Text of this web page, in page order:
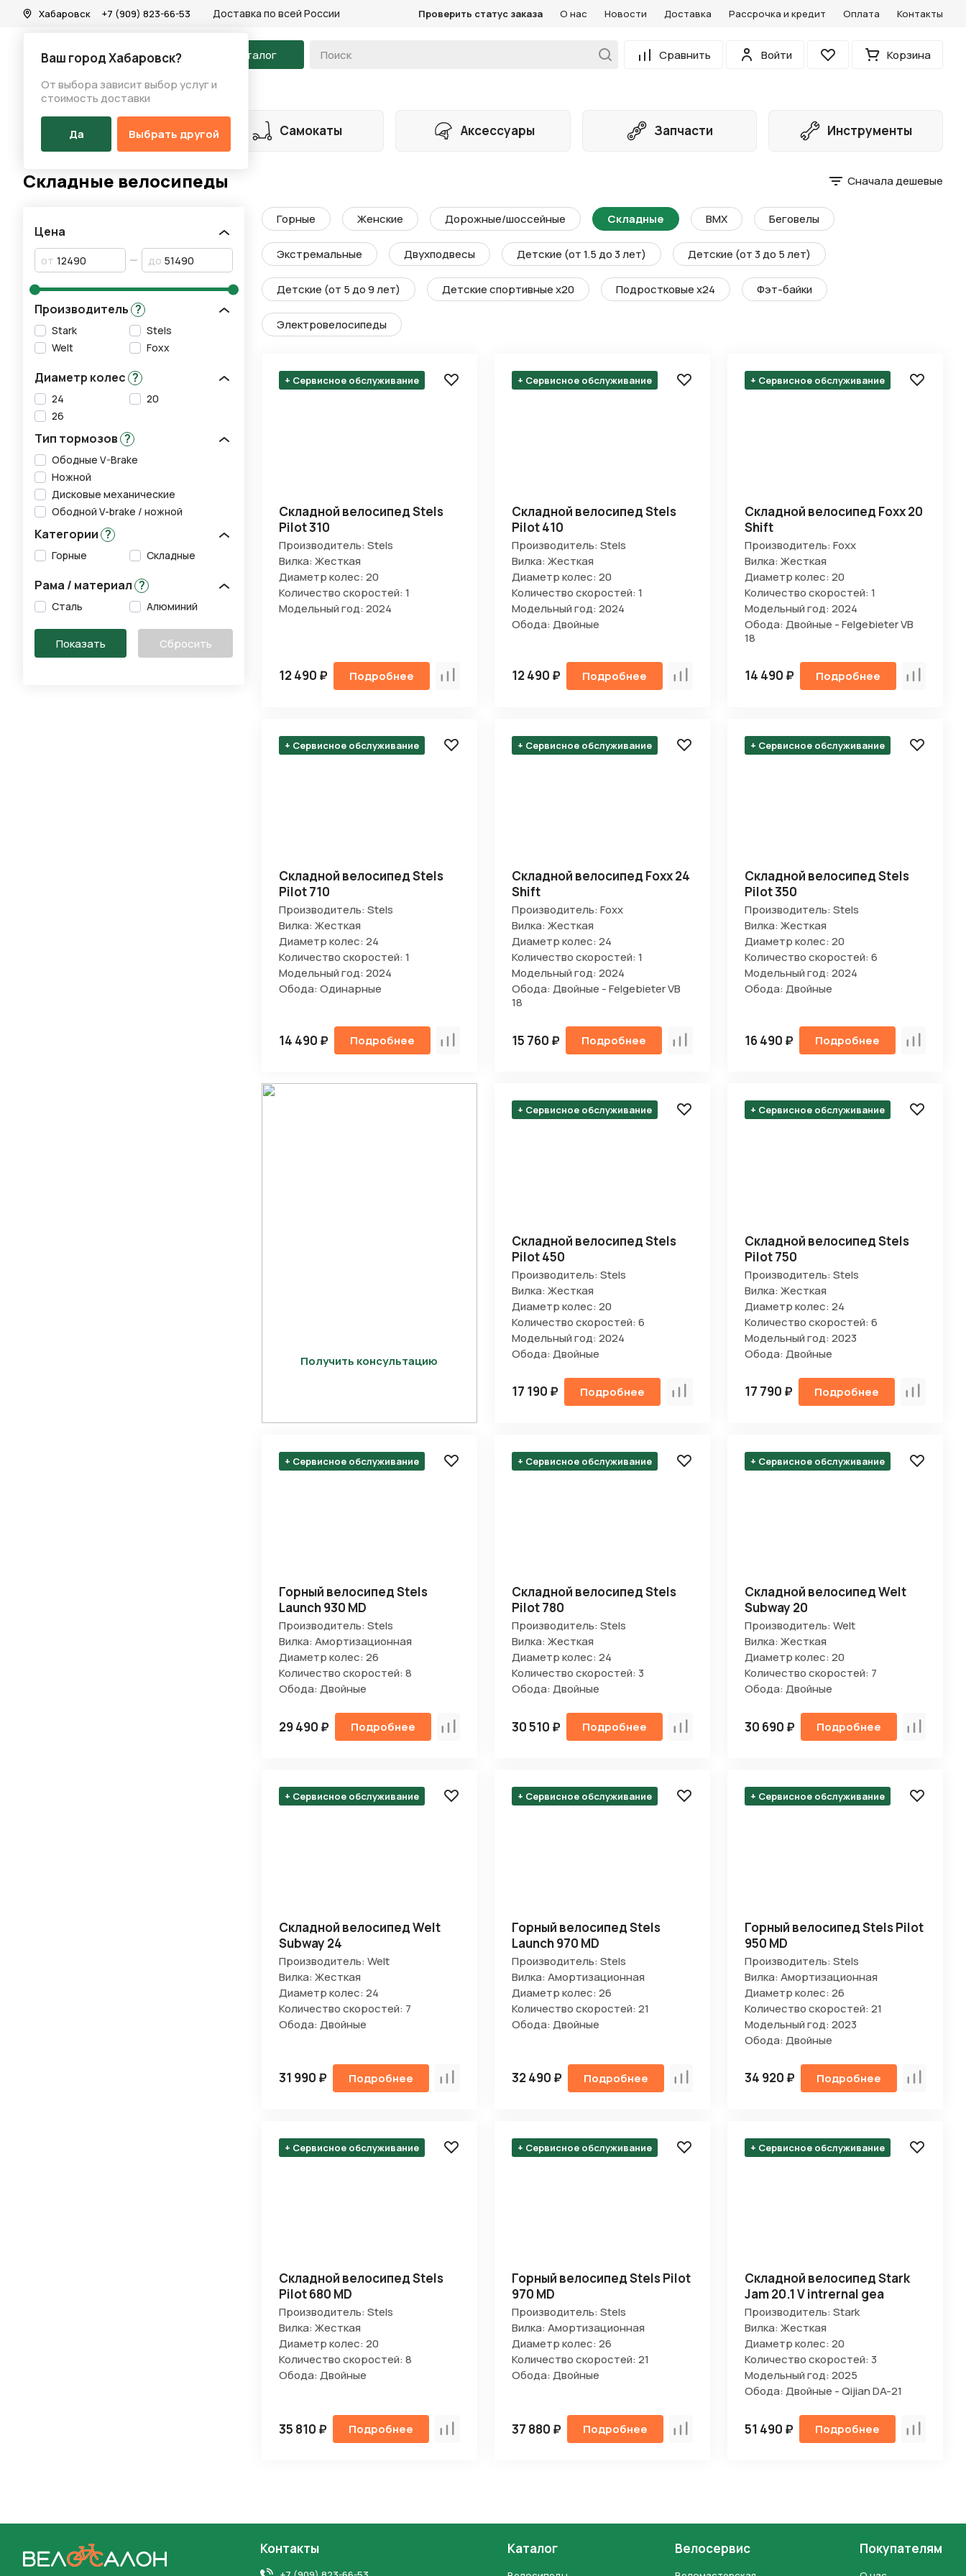
Хабаровск
Ваш город Хабаровск?
От выбора зависит выбор услуг и
стоимость доставки
Да Выбрать другой
+7 (909) 823-66-53 Доставка по всей России Проверить статус заказа О нас Новости Доставка Рассрочка и кредит Оплата Контакты
На главную Каталог Сравнить
Войти
Избранное Корзина
Каталог/Велосипеды/Складные велосипеды
Разделы каталога
Велосипеды Самокаты Аксессуары Запчасти Инструменты
Складные велосипеды Сначала дешевые
Цена
от до
Производитель ?
Stark
Stels
Welt
Foxx
Диаметр колес ?
24
20
26
Тип тормозов ?
Ободные V-Brake
Ножной
Дисковые механические
Ободной V-brake / ножной
Категории ?
Горные Складные
Рама / материал ?
Сталь Алюминий
Горные Женские Дорожные/шоссейные Складные BMX Беговелы
Экстремальные Двухподвесы Детские (от 1.5 до 3 лет) Детские (от 3 до 5 лет)
Детские (от 5 до 9 лет) Детские спортивные х20 Подростковые х24 Фэт-байки
Электровелосипеды
+ Сервисное обслуживание
Складной велосипед Stels
Pilot 310
Производитель: Stels
Вилка: Жесткая
Диаметр колес: 20
Количество скоростей: 1
Модельный год: 2024
12 490 ₽ Подробнее Сравнить
+ Сервисное обслуживание
Складной велосипед Stels
Pilot 410
Производитель: Stels
Вилка: Жесткая
Диаметр колес: 20
Количество скоростей: 1
Модельный год: 2024
Обода: Двойные
12 490 ₽ Подробнее Сравнить
+ Сервисное обслуживание
Складной велосипед Foxx 20
Shift
Производитель: Foxx
Вилка: Жесткая
Диаметр колес: 20
Количество скоростей: 1
Модельный год: 2024
Обода: Двойные - Felgebieter VB
18
14 490 ₽ Подробнее Сравнить
+ Сервисное обслуживание
Складной велосипед Stels
Pilot 710
Производитель: Stels
Вилка: Жесткая
Диаметр колес: 24
Количество скоростей: 1
Модельный год: 2024
Обода: Одинарные
14 490 ₽ Подробнее Сравнить
+ Сервисное обслуживание
Складной велосипед Foxx 24
Shift
Производитель: Foxx
Вилка: Жесткая
Диаметр колес: 24
Количество скоростей: 1
Модельный год: 2024
Обода: Двойные - Felgebieter VB
18
15 760 ₽ Подробнее Сравнить
+ Сервисное обслуживание
Складной велосипед Stels
Pilot 350
Производитель: Stels
Вилка: Жесткая
Диаметр колес: 20
Количество скоростей: 6
Модельный год: 2024
Обода: Двойные
16 490 ₽ Подробнее Сравнить
Получить консультацию
+ Сервисное обслуживание
Складной велосипед Stels
Pilot 450
Производитель: Stels
Вилка: Жесткая
Диаметр колес: 20
Количество скоростей: 6
Модельный год: 2024
Обода: Двойные
17 190 ₽ Подробнее Сравнить
+ Сервисное обслуживание
Складной велосипед Stels
Pilot 750
Производитель: Stels
Вилка: Жесткая
Диаметр колес: 24
Количество скоростей: 6
Модельный год: 2023
Обода: Двойные
17 790 ₽ Подробнее Сравнить
+ Сервисное обслуживание
Горный велосипед Stels
Launch 930 MD
Производитель: Stels
Вилка: Амортизационная
Диаметр колес: 26
Количество скоростей: 8
Обода: Двойные
29 490 ₽ Подробнее Сравнить
+ Сервисное обслуживание
Складной велосипед Stels
Pilot 780
Производитель: Stels
Вилка: Жесткая
Диаметр колес: 24
Количество скоростей: 3
Обода: Двойные
30 510 ₽ Подробнее Сравнить
+ Сервисное обслуживание
Складной велосипед Welt
Subway 20
Производитель: Welt
Вилка: Жесткая
Диаметр колес: 20
Количество скоростей: 7
Обода: Двойные
30 690 ₽ Подробнее Сравнить
+ Сервисное обслуживание
Складной велосипед Welt
Subway 24
Производитель: Welt
Вилка: Жесткая
Диаметр колес: 24
Количество скоростей: 7
Обода: Двойные
31 990 ₽ Подробнее Сравнить
+ Сервисное обслуживание
Горный велосипед Stels
Launch 970 MD
Производитель: Stels
Вилка: Амортизационная
Диаметр колес: 26
Количество скоростей: 21
Обода: Двойные
32 490 ₽ Подробнее Сравнить
+ Сервисное обслуживание
Горный велосипед Stels Pilot
950 MD
Производитель: Stels
Вилка: Амортизационная
Диаметр колес: 26
Количество скоростей: 21
Модельный год: 2023
Обода: Двойные
34 920 ₽ Подробнее Сравнить
+ Сервисное обслуживание
Складной велосипед Stels
Pilot 680 MD
Производитель: Stels
Вилка: Жесткая
Диаметр колес: 20
Количество скоростей: 8
Обода: Двойные
35 810 ₽ Подробнее Сравнить
+ Сервисное обслуживание
Горный велосипед Stels Pilot
970 MD
Производитель: Stels
Вилка: Амортизационная
Диаметр колес: 26
Количество скоростей: 21
Обода: Двойные
37 880 ₽ Подробнее Сравнить
+ Сервисное обслуживание
Складной велосипед Stark
Jam 20.1 V intrernal gea
Производитель: Stark
Вилка: Жесткая
Диаметр колес: 20
Количество скоростей: 3
Модельный год: 2025
Обода: Двойные - Qijian DA-21
51 490 ₽ Подробнее Сравнить
Контакты Каталог Велосервис Покупателям